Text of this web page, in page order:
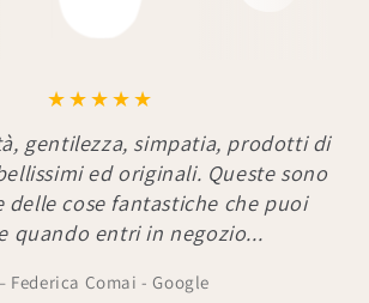
gentilezza, simpatia, prodotti di
ed originali. Queste sono
delle cose fantastiche che puoi
quando entri in negozio...
Federica Comai - Google